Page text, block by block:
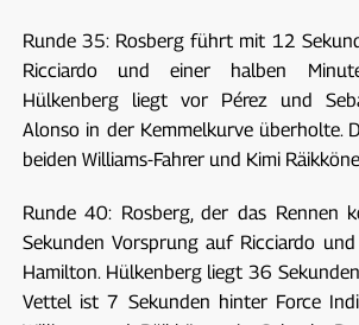
Runde 35: Rosberg führt mit 12
Ricciardo und einer halben
Hülkenberg liegt vor Pérez und
Alonso in der Kemmelkurve überholte.
beiden Williams-Fahrer und Kimi
Runde 40: Rosberg, der das Rennen
Sekunden Vorsprung auf Ricciardo
Hamilton. Hülkenberg liegt 36
Vettel ist 7 Sekunden hinter Force